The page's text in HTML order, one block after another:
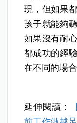
現，但如果
孩子就能夠
如果沒有耐
都成功的經
在不同的場
延伸閱讀：